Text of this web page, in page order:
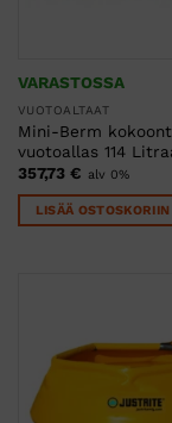
VARASTOSSA
VUOTOALTAAT
Mini-Berm
vuotoallas 114
357,73 € alv 0%
LISÄÄ OSTOSKORIIN